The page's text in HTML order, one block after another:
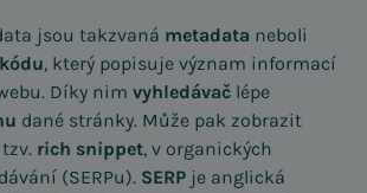
jsou takzvaná metadata neboli
, který popisuje význam informací
Díky nim vyhledávač lépe
dané stránky. Může pak zobrazit
rich snippet, v organických
(SERPu). SERP je anglická